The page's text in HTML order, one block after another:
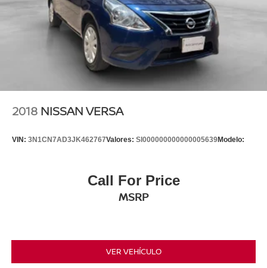
2018 NISSAN VERSA
VIN: 3N1CN7AD3JK462767Valores: SI000000000000005639Modelo:
Call For Price
MSRP
VER VEHÍCULO